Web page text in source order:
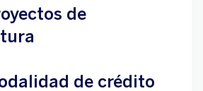
de
de crédito